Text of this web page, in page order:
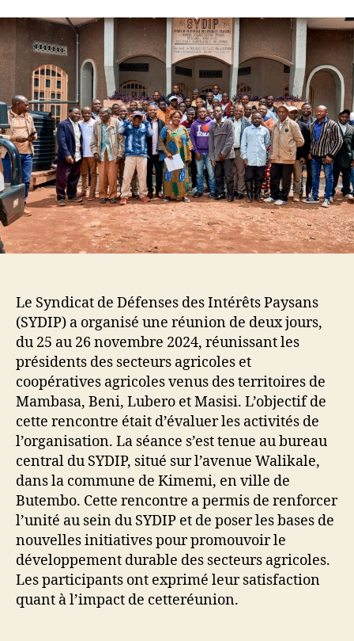
Le Syndicat de Défenses des Intérêts Paysans
(SYDIP) a organisé une réunion de deux jours,
du 25 au 26 novembre 2024, réunissant les
présidents des secteurs agricoles et
coopératives agricoles venus des territoires de
Mambasa, Beni, Lubero et Masisi. L’objectif de
cette rencontre était d’évaluer les activités de
l’organisation. La séance s’est tenue au bureau
central du SYDIP, situé sur l’avenue Walikale,
dans la commune de Kimemi, en ville de
Butembo. Cette rencontre a permis de renforcer
l’unité au sein du SYDIP et de poser les bases de
nouvelles initiatives pour promouvoir le
développement durable des secteurs agricoles.
Les participants ont exprimé leur satisfaction
quant à l’impact de cetteréunion.